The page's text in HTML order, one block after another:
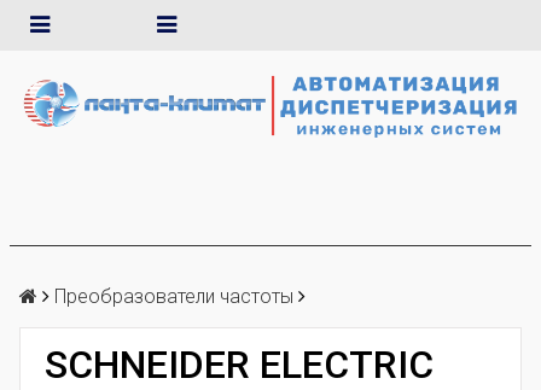
Преобразователи частоты
SCHNEIDER ELECTRIC